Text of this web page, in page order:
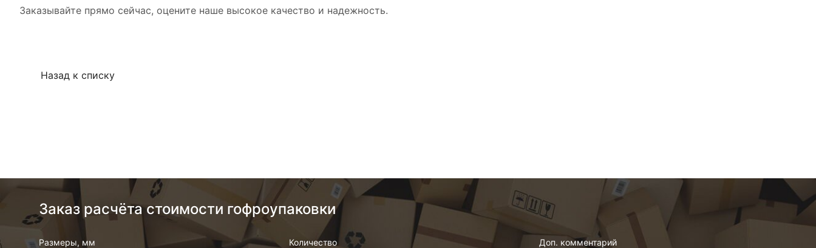
Заказывайте прямо сейчас, оцените наше высокое качество и надежность.
Назад к списку
Заказ расчёта стоимости гофроупаковки
Количество Доп. комментарий
Размеры, мм